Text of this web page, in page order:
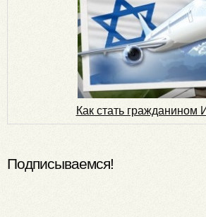
Как стать гражданином
Подписываемся!